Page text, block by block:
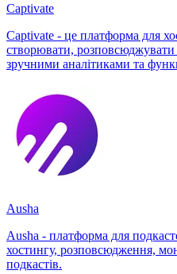
Captivate
Captivate - це платформа для
створювати, розповсюджувати
зручними аналітиками та
Ausha
Ausha - платформа для
хостингу, розповсюдження,
подкастів.